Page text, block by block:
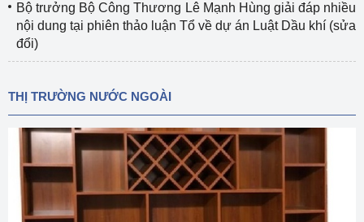
Bộ trưởng Bộ Công Thương Lê Mạnh Hùng giải đáp nhiều
nội dung tại phiên thảo luận Tổ về dự án Luật Dầu khí (sửa
đổi)
THỊ TRƯỜNG NƯỚC NGOÀI